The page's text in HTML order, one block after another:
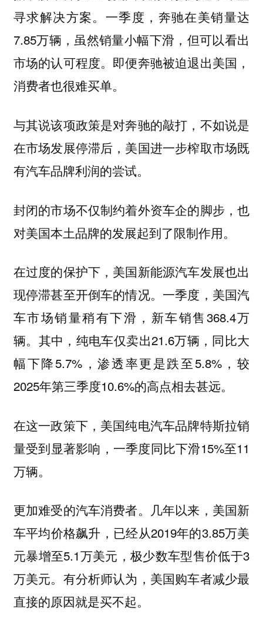
寻求解决方案。一季度，奔驰在美销量达
7.85万辆，虽然销量小幅下滑，但可以看出
市场的认可程度。即便奔驰被迫退出美国，
消费者也很难买单。
与其说该项政策是对奔驰的敲打，不如说是
在市场发展停滞后，美国进一步榨取市场既
有汽车品牌利润的尝试。
封闭的市场不仅制约着外资车企的脚步，也
对美国本土品牌的发展起到了限制作用。
在过度的保护下，美国新能源汽车发展也出
现停滞甚至开倒车的情况。一季度，美国汽
车市场销量稍有下滑，新车销售368.4万
辆。其中，纯电车仅卖出21.6万辆，同比大
幅下降5.7%，渗透率更是跌至5.8%，较
2025年第三季度10.6%的高点相去甚远。
在这一政策下，美国纯电汽车品牌特斯拉销
量受到显著影响，一季度同比下滑15%至11
万辆。
更加难受的汽车消费者。几年以来，美国新
车平均价格飙升，已经从2019年的3.85万美
元暴增至5.1万美元，极少数车型售价低于3
万美元。有分析师认为，美国购车者减少最
直接的原因就是买不起。